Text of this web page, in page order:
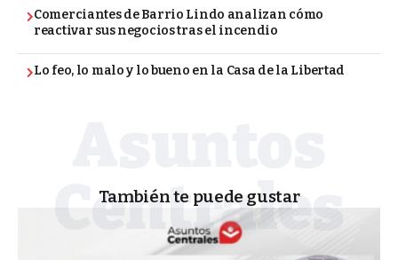
Comerciantes de Barrio Lindo analizan cómo
reactivar sus negocios tras el incendio
Lo feo, lo malo y lo bueno en la Casa de la Libertad
También te puede gustar